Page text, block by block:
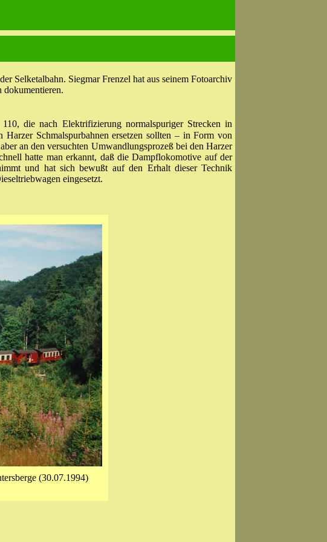
Selketalbahn. Siegmar Frenzel hat aus seinem Fotoarchiv
dokumentieren.
die nach Elektrifizierung normalspuriger Strecken in
Schmalspurbahnen ersetzen sollten – in Form von
an den versuchten Umwandlungsprozeß bei den Harzer
hatte man erkannt, daß die Dampflokomotive auf der
und hat sich bewußt auf den Erhalt dieser Technik
eingesetzt.
(30.07.1994)